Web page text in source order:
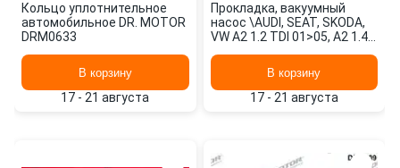
Кольцо уплотнительное
автомобильное DR. MOTOR
DRM0633
В корзину
17 - 21 августа
Прокладка, вакуумный
насос \AUDI, SEAT, SKODA,
VW A2 1.2 TDI 01>05, A2 1.4
DRM0594 DR. MOTOR
В корзину
17 - 21 августа